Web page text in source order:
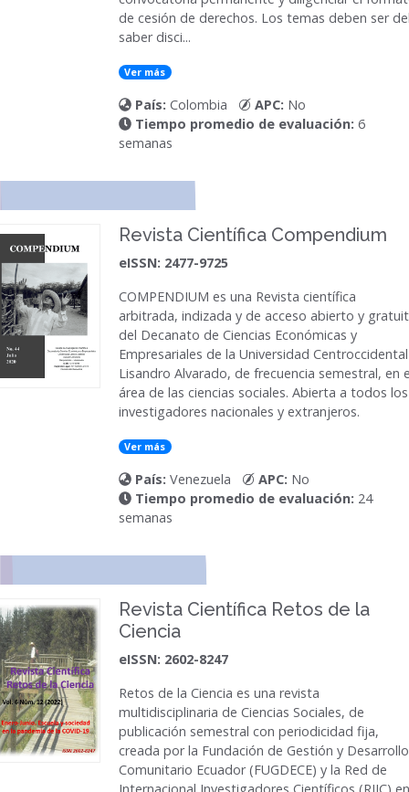
de cesión de derechos. Los temas deben ser
saber disci...
Ver más
País: Colombia APC: No
Tiempo promedio de evaluación: 6
semanas
Revista Científica Compendium
eISSN: 2477-9725
COMPENDIUM es una Revista científica
arbitrada, indizada y de acceso abierto y
del Decanato de Ciencias Económicas y
Empresariales de la Universidad Centroccidental
Lisandro Alvarado, de frecuencia semestral, en
área de las ciencias sociales. Abierta a todos los
investigadores nacionales y extranjeros.
Ver más
País: Venezuela APC: No
Tiempo promedio de evaluación: 24
semanas
Revista Científica Retos de la
Ciencia
eISSN: 2602-8247
Retos de la Ciencia es una revista
multidisciplinaria de Ciencias Sociales, de
publicación semestral con periodicidad fija,
creada por la Fundación de Gestión y Desarrollo
Comunitario Ecuador (FUGDECE) y la Red de